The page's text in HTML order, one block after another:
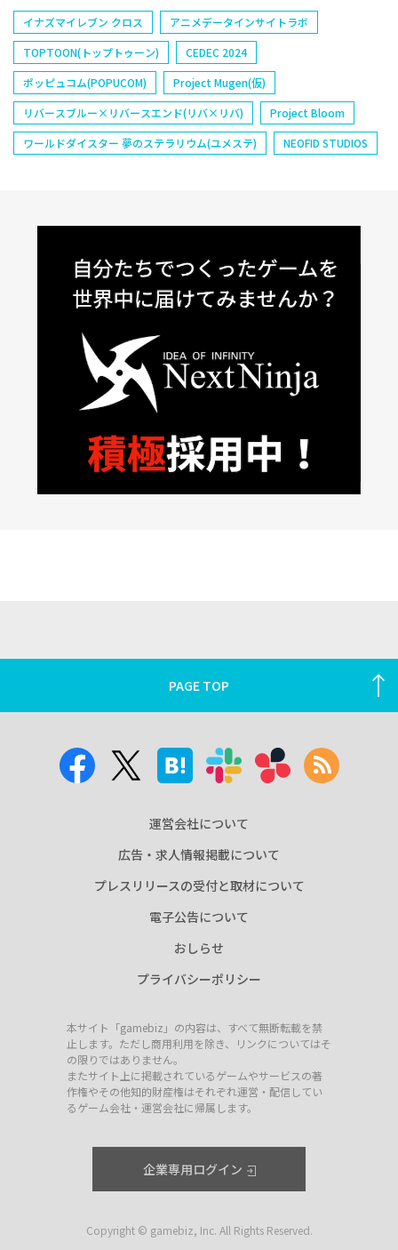
イナズマイレブン クロス
アニメデータインサイトラボ
TOPTOON(トップトゥーン)
CEDEC 2024
ポッピュコム(POPUCOM)
Project Mugen(仮)
リバースブルー×リバースエンド(リバ×リバ)
Project Bloom
ワールドダイスター 夢のステラリウム(ユメステ)
NEOFID STUDIOS
PAGE TOP
運営会社について
広告・求人情報掲載について
プレスリリースの受付と取材について
電子公告について
おしらせ
プライバシーポリシー
本サイト「gamebiz」の内容は、すべて無断転載を禁
止します。ただし商用利用を除き、リンクについてはそ
の限りではありません。
またサイト上に掲載されているゲームやサービスの著
作権やその他知的財産権はそれぞれ運営・配信してい
るゲーム会社・運営会社に帰属します。
企業専用ログイン
Copyright © gamebiz, Inc. All Rights Reserved.